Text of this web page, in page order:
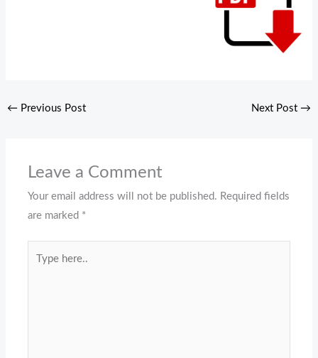
← Previous Post Next Post →
Leave a Comment
Your email address will not be published. Required fields
are marked *